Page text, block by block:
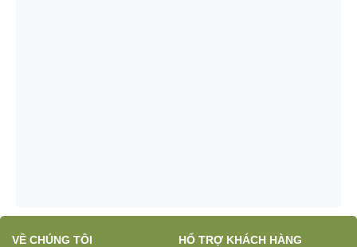
VỀ CHÚNG TÔI
HỔ TRỢ KHÁCH HÀNG